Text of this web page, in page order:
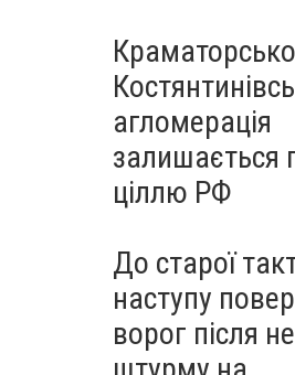
агломерація
залишається
ціллю РФ
До старої
наступу
ворог після